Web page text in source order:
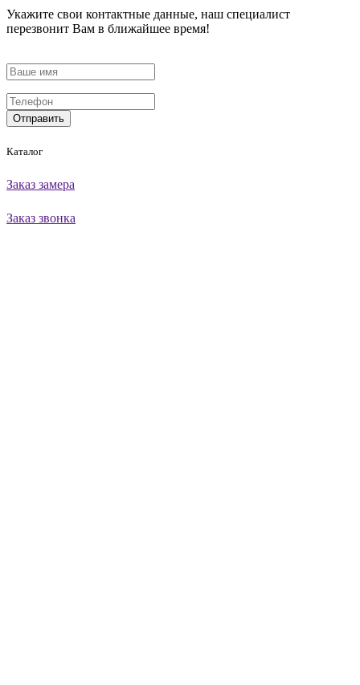
Укажите свои контактные данные, наш специалист
перезвонит Вам в ближайшее время!
Отправить
Каталог
Заказ замера
Заказ звонка